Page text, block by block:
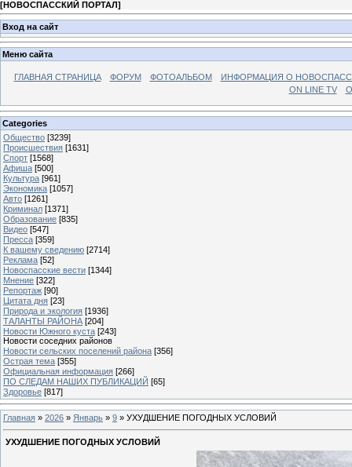
[НОВОСПАССКИЙ ПОРТАЛ]
Вход на сайт
Меню сайта
ГЛАВНАЯ СТРАНИЦА ФОРУМ ФОТОАЛЬБОМ
ИНФОРМАЦИЯ О
ON LINE TV
Categories
Общество [3239]
Происшествия [1631]
Спорт [1568]
Афиша [500]
Культура [961]
Экономика [1057]
Авто [1261]
Криминал [1371]
Образование [835]
Видео [547]
Пресса [359]
К вашему сведению [2714]
Реклама [52]
Новоспасские вести [1344]
Мнение [322]
Репортаж [90]
Цитата дня [23]
Природа и экология [1936]
ТАЛАНТЫ РАЙОНА [204]
Новости Южного куста [243]
Новости соседних районов
Новости сельских поселений района [356]
Острая тема [355]
Официальная информация [266]
ПО СЛЕДАМ НАШИХ ПУБЛИКАЦИЙ [65]
Здоровье [817]
Главная » 2026 » Январь » 9 » УХУДШЕНИЕ ПОГОДНЫХ УСЛОВИЙ
УХУДШЕНИЕ ПОГОДНЫХ УСЛОВИЙ